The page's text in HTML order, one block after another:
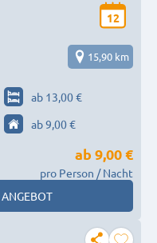
12
15,90 km
ab 13,00 €
ab 9,00 €
ab 9,00 €
pro Person / Nacht